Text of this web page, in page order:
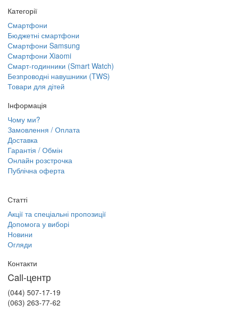
Категорії
Смартфони
Бюджетні смартфони
Смартфони Samsung
Смартфони Xiaomi
Смарт-годинники (Smart Watch)
Безпроводні навушники (TWS)
Товари для дітей
Інформація
Чому ми?
Замовлення / Оплата
Доставка
Гарантія / Обмін
Онлайн розстрочка
Публічна оферта
Статті
Акції та спеціальні пропозиції
Допомога у виборі
Новини
Огляди
Контакти
Call-центр
(044) 507-17-19
(063) 263-77-62